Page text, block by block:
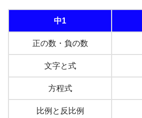
中1
正の数・負の数
文字と式
方程式
比例と反比例